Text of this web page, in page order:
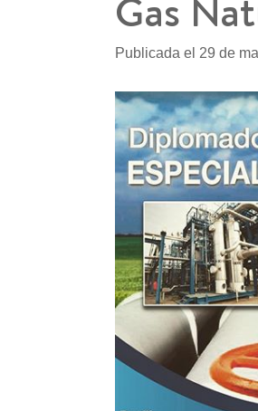
Publicada el 29 de